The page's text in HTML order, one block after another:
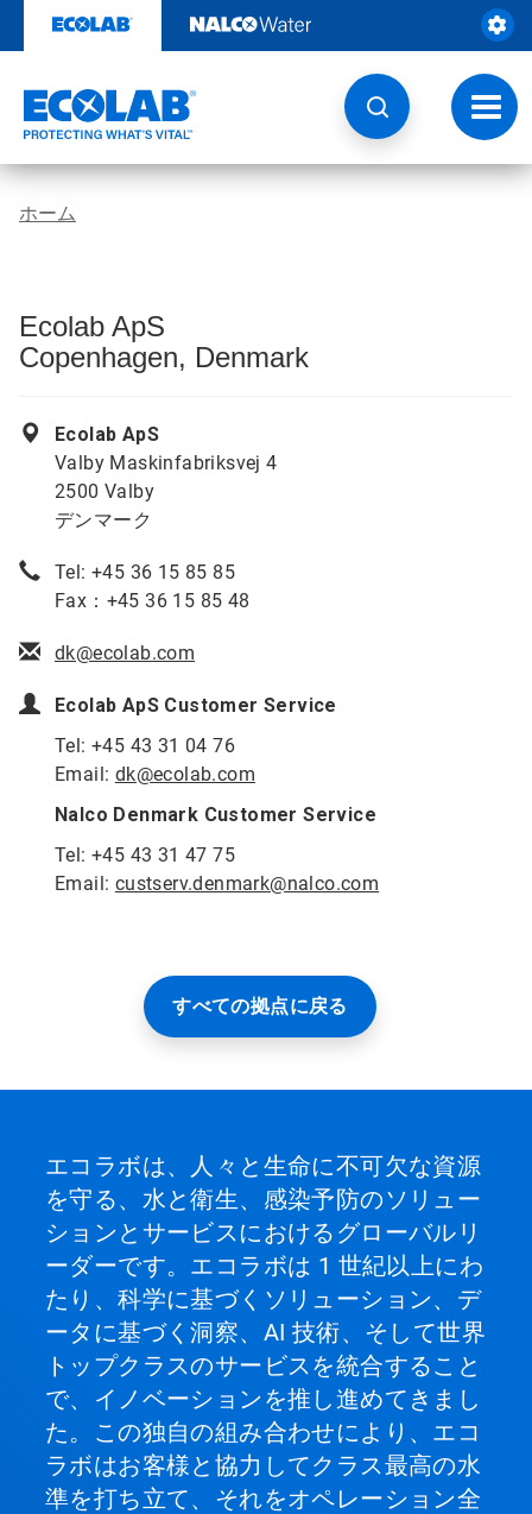
テ
る
ト
グ
ル
ナ
ホーム
Ecolab ApS
Copenhagen, Denmark
Ecolab ApS
Valby Maskinfabriksvej 4
2500 Valby
デンマーク
Tel: +45 36 15 85 85
Fax：+45 36 15 85 48
dk@ecolab.com
Ecolab ApS Customer Service
Tel: +45 43 31 04 76
Email: dk@ecolab.com
Nalco Denmark Customer Service
Tel: +45 43 31 47 75
Email: custserv.denmark@nalco.com
すべての拠点に戻る
エコラボは、人々と生命に不可欠な資源
を守る、水と衛生、感染予防のソリュー
ションとサービスにおけるグローバルリ
ーダーです。エコラボは 1 世紀以上にわ
たり、科学に基づくソリューション、デ
ータに基づく洞察、AI 技術、そして世界
トップクラスのサービスを統合すること
で、イノベーションを推し進めてきまし
た。この独自の組み合わせにより、エコ
ラボはお客様と協力してクラス最高の水
準を打ち立て、それをオペレーション全